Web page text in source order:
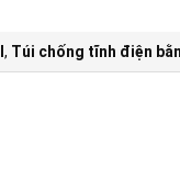
, Túi chống tĩnh điện